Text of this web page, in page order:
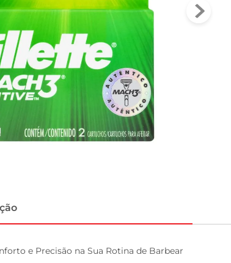
e Precisão na Sua Rotina de Barbear
tv